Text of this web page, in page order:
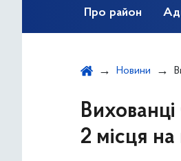
Про район
Новини
2 місця